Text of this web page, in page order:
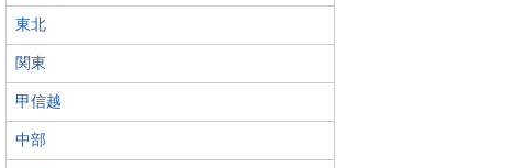
東北
関東
甲信越
中部